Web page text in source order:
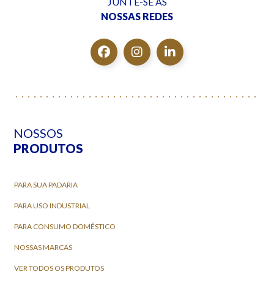
NOSSAS REDES
NOSSOS
PRODUTOS
PARA SUA PADARIA
PARA USO INDUSTRIAL
PARA CONSUMO DOMÉSTICO
NOSSAS MARCAS
VER TODOS OS PRODUTOS